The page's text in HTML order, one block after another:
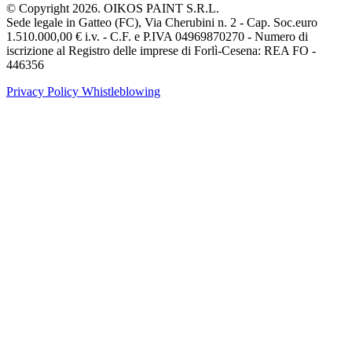
© Copyright 2026. OIKOS PAINT S.R.L.
Sede legale in Gatteo (FC), Via Cherubini n. 2 - Cap. Soc.euro
1.510.000,00 € i.v. - C.F. e P.IVA 04969870270 - Numero di
iscrizione al Registro delle imprese di Forlì-Cesena: REA FO -
446356
Privacy Policy Whistleblowing